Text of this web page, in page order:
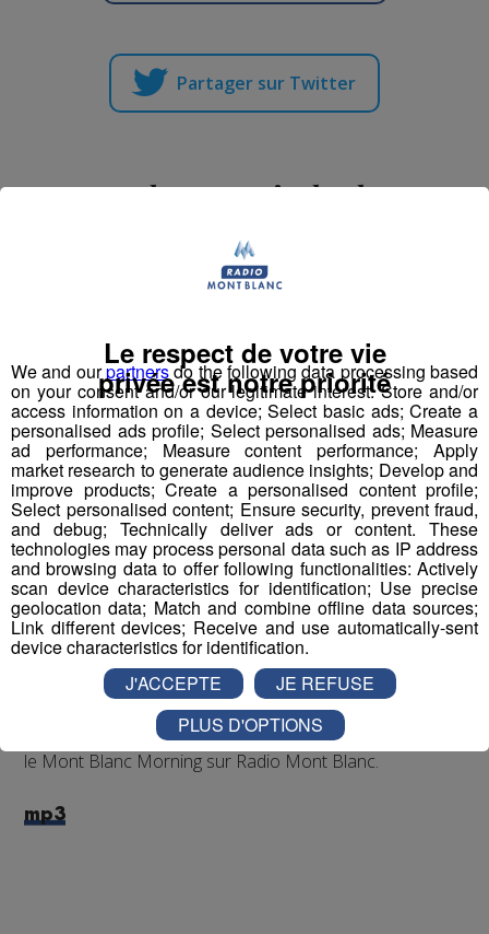
Partager sur Twitter
Spectacle "Les nuits barbares"
des allobroges à Cluses.
Radio Mont Blanc
Animation
La Matinale des Super Lève-Tôt
Interview réalisée par l'animateur Romain Bruneau pour
le Mont Blanc Morning sur Radio Mont Blanc.
mp3
We and ourpartnersdo the following data processing based
on your consent and/or our legitimate interest: Store and/or
access information on a device; Select basic ads; Create a
personalised ads profile; Select personalised ads; Measure
ad performance; Measure content performance; Apply
market research to generate audience insights; Develop and
improve products; Create a personalised content profile;
Select personalised content; Ensure security, prevent fraud,
and debug; Technically deliver ads or content. These
technologies may process personal data such as IP address
and browsing data to offer following functionalities: Actively
scan device characteristics for identification; Use precise
geolocation data; Match and combine offline data sources;
Link different devices; Receive and use automatically-sent
device characteristics for identification.
Le respect de votre vie
privée est notre priorité
J'ACCEPTE
JE REFUSE
PLUS D'OPTIONS